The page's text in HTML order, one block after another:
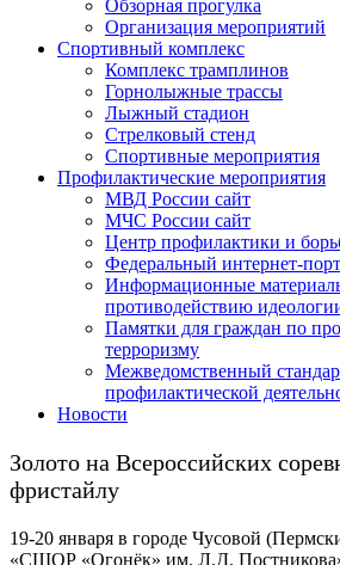
Обзорная прогулка
Организация мероприятий
Спортивный комплекс
Комплекс трамплинов
Горнолыжные трассы
Лыжный стадион
Стрелковый стенд
Спортивные мероприятия
Профилактические мероприятия
МВД России сайт
МЧС России сайт
Центр профилактики и
Федеральный интернет-
Информационные
противодействию
Памятки для граждан по
терроризму
Межведомственный
профилактической
Новости
Золото на Всероссийских
фристайлу
19-20 января в городе Чусовой
«СШОР «Огонёк» им. Л.Д. Постникова»